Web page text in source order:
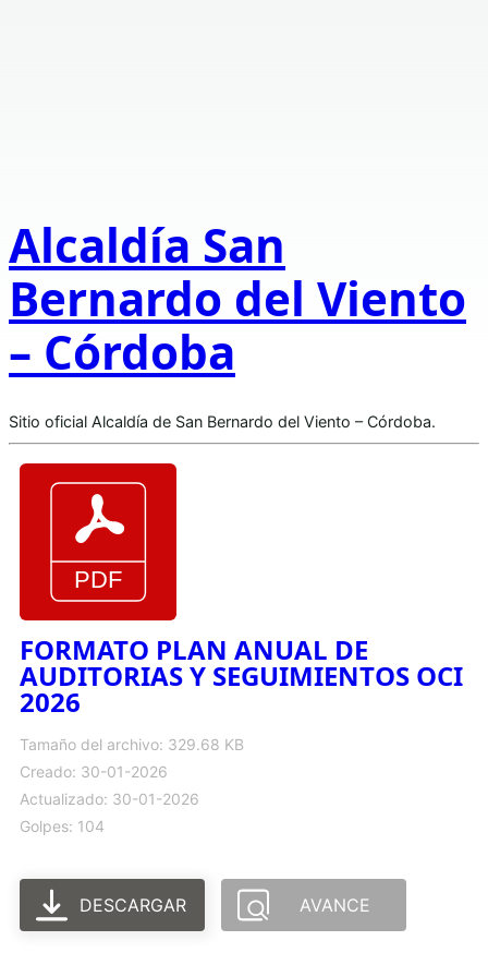
Alcaldía San
Bernardo del Viento
– Córdoba
Sitio oficial Alcaldía de San Bernardo del Viento – Córdoba.
FORMATO PLAN ANUAL DE
AUDITORIAS Y SEGUIMIENTOS OCI
2026
Tamaño del archivo: 329.68 KB
Creado: 30-01-2026
Actualizado: 30-01-2026
Golpes: 104
DESCARGAR AVANCE